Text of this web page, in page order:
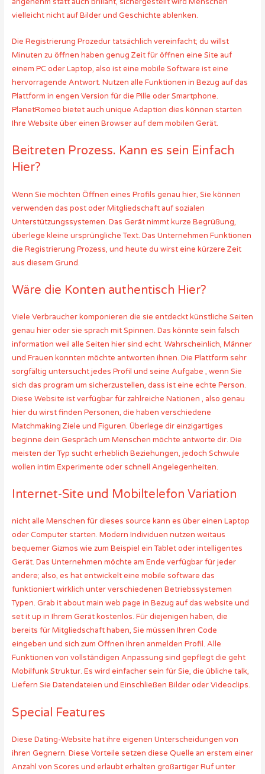
angenehm statt auch brillant, sichergestellt wird Menschen
vielleicht nicht auf Bilder und Geschichte ablenken.
Die Registrierung Prozedur tatsächlich vereinfacht; du willst
Minuten zu öffnen haben genug Zeit für öffnen eine Site auf
einem PC oder Laptop, also ist eine mobile Software ist eine
hervorragende Antwort. Nutzen alle Funktionen in Bezug auf das
Plattform in engen Version für die Pille oder Smartphone.
PlanetRomeo bietet auch unique Adaption dies können starten
Ihre Website über einen Browser auf dem mobilen Gerät.
Beitreten Prozess. Kann es sein Einfach
Hier?
Wenn Sie möchten Öffnen eines Profils genau hier, Sie können
verwenden das post oder Mitgliedschaft auf sozialen
Unterstützungssystemen. Das Gerät nimmt kurze Begrüßung,
überlege kleine ursprüngliche Text. Das Unternehmen Funktionen
die Registrierung Prozess, und heute du wirst eine kürzere Zeit
aus diesem Grund.
Wäre die Konten authentisch Hier?
Viele Verbraucher komponieren die sie entdeckt künstliche Seiten
genau hier oder sie sprach mit Spinnen. Das könnte sein falsch
information weil alle Seiten hier sind echt. Wahrscheinlich, Männer
und Frauen konnten möchte antworten ihnen. Die Plattform sehr
sorgfältig untersucht jedes Profil und seine Aufgabe , wenn Sie
sich das program um sicherzustellen, dass ist eine echte Person.
Diese Website ist verfügbar für zahlreiche Nationen , also genau
hier du wirst finden Personen, die haben verschiedene
Matchmaking Ziele und Figuren. Überlege dir einzigartiges
beginne dein Gespräch um Menschen möchte antworte dir. Die
meisten der Typ sucht erheblich Beziehungen, jedoch Schwule
wollen intim Experimente oder schnell Angelegenheiten.
Internet-Site und Mobiltelefon Variation
nicht alle Menschen für dieses source kann es über einen Laptop
oder Computer starten. Modern Individuen nutzen weitaus
bequemer Gizmos wie zum Beispiel ein Tablet oder intelligentes
Gerät. Das Unternehmen möchte am Ende verfügbar für jeder
andere; also, es hat entwickelt eine mobile software das
funktioniert wirklich unter verschiedenen Betriebssystemen
Typen. Grab it about main web page in Bezug auf das website und
set it up in Ihrem Gerät kostenlos. Für diejenigen haben, die
bereits für Mitgliedschaft haben, Sie müssen Ihren Code
eingeben und sich zum Öffnen Ihren anmelden Profil. Alle
Funktionen von vollständigen Anpassung sind gepflegt die geht
Mobilfunk Struktur. Es wird einfacher sein für Sie, die übliche talk,
Liefern Sie Datendateien und Einschließen Bilder oder Videoclips.
Special Features
Diese Dating-Website hat ihre eigenen Unterscheidungen von
ihren Gegnern. Diese Vorteile setzen diese Quelle an erstem einer
Anzahl von Scores und erlaubt erhalten großartiger Ruf unter